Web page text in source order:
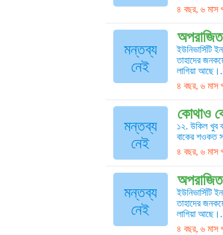
৪ বছর, ৬ মাস
মন্তব্য
নেই
ইউনিভার্সিটি
তাহাদের
লাগিয়া
৪ বছর, ৬ মাস
মন্তব্য
নেই
কোথাও
১২. উকিল খুব
বাকের শওকত
৪ বছর, ৬ মাস
মন্তব্য
নেই
ইউনিভার্সিটি
তাহাদের
লাগিয়া
৪ বছর, ৬ মাস